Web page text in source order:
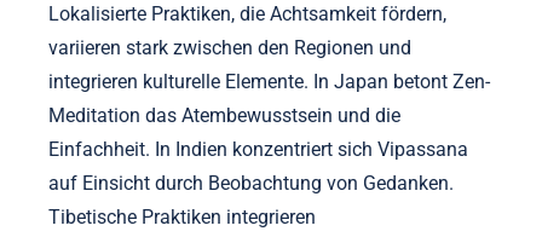
Lokalisierte Praktiken, die Achtsamkeit fördern,
variieren stark zwischen den Regionen und
integrieren kulturelle Elemente. In Japan betont Zen-
Meditation das Atembewusstsein und die
Einfachheit. In Indien konzentriert sich Vipassana
auf Einsicht durch Beobachtung von Gedanken.
Tibetische Praktiken integrieren